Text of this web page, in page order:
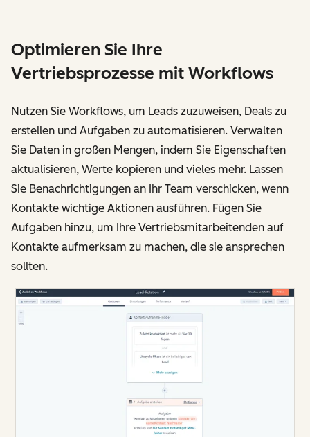
Optimieren Sie Ihre
Vertriebsprozesse mit Workflows
Nutzen Sie Workflows, um Leads zuzuweisen, Deals zu
erstellen und Aufgaben zu automatisieren. Verwalten
Sie Daten in großen Mengen, indem Sie Eigenschaften
aktualisieren, Werte kopieren und vieles mehr. Lassen
Sie Benachrichtigungen an Ihr Team verschicken, wenn
Kontakte wichtige Aktionen ausführen. Fügen Sie
Aufgaben hinzu, um Ihre Vertriebsmitarbeitenden auf
Kontakte aufmerksam zu machen, die sie ansprechen
sollten.